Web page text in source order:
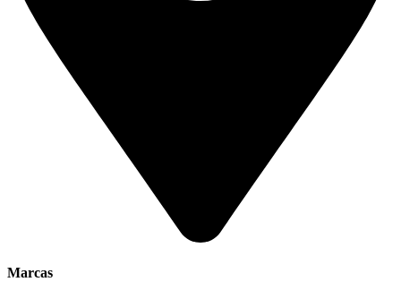
Marcas